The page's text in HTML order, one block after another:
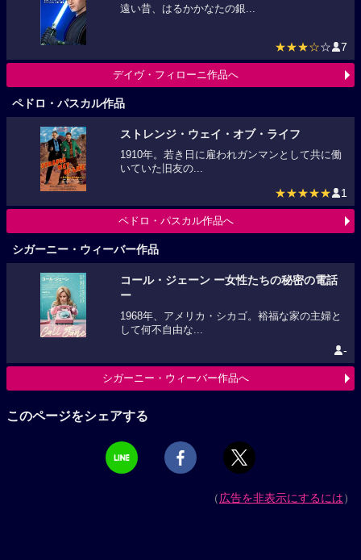
遠い昔、はるかかなたの銀...
★★★☆☆ 7
デイヴ・フィローニ作品へ
ペドロ・パスカル作品
ストレンジ・ウェイ・オブ・ライフ
1910年。若き日に雇われガンマンとして共に働
いていた旧友の...
★★★★★ 1
ペドロ・パスカル作品へ
シガーニー・ウィーバー作品
コール・ジェーン ー女性たちの秘密の電話
ー
1968年、アメリカ・シカゴ。裕福な家の主婦と
して何不自由な...
-
シガーニー・ウィーバー作品へ
このページをシェアする
（広告を非表示にするには）